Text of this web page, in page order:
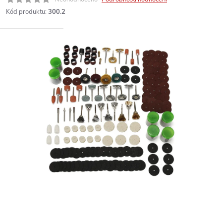
Kód produktu: 300.2